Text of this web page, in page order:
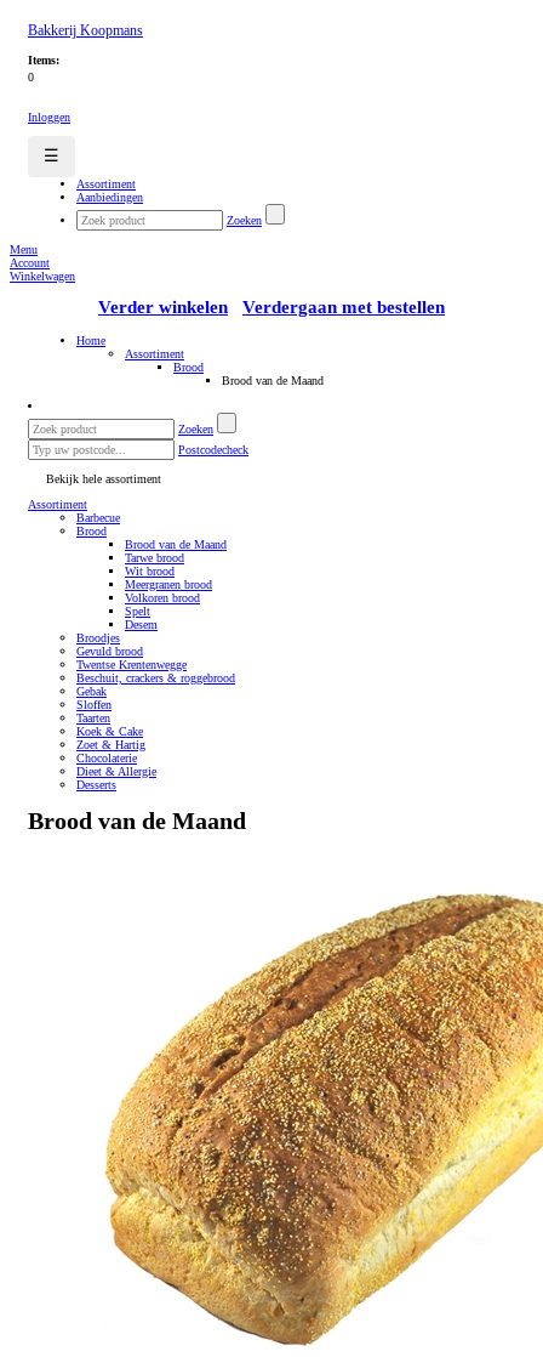
Bakkerij Koopmans
Items:
0
Inloggen
☰
Assortiment
Aanbiedingen
Zoeken
Menu
Account
Winkelwagen
Verder winkelen Verdergaan met bestellen
Home
Assortiment
Brood
Brood van de Maand
Zoeken
Postcodecheck
Bekijk hele assortiment
Assortiment
Barbecue
Brood
Brood van de Maand
Tarwe brood
Wit brood
Meergranen brood
Volkoren brood
Spelt
Desem
Broodjes
Gevuld brood
Twentse Krentenwegge
Beschuit, crackers & roggebrood
Gebak
Sloffen
Taarten
Koek & Cake
Zoet & Hartig
Chocolaterie
Dieet & Allergie
Desserts
Brood van de Maand